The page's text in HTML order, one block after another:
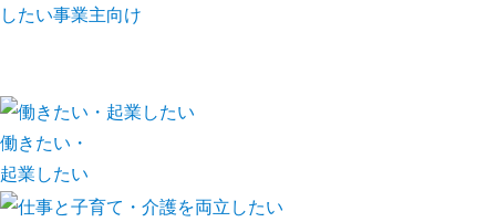
したい事業主向け
働きたい・
起業したい